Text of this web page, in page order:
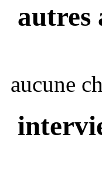
autres
aucune